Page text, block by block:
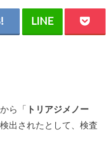
ら「 トリアジメノー
出されたとして、検査